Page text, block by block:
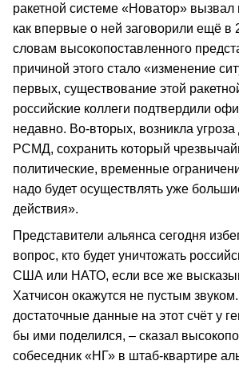
ракетной системе «Новатор» вызвал
как впервые о ней заговорили ещё в
словам высокопоставленного
причиной этого стало «изменение
первых, существование этой
российские коллеги подтвердили
недавно. Во-вторых, возникла
РСМД, сохранить который
политические, временные
надо будет осуществлять уже
действия».
Представители альянса сегодня
вопрос, кто будет уничтожать
США или НАТО, если все же
Хатчисон окажутся не пустым
достаточные данные на этот счёт у
бы ими поделился, – сказал
собеседник «НГ» в штаб-квартире